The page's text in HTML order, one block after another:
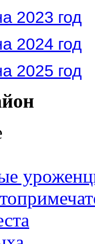
2023 год
2024 год
2025 год